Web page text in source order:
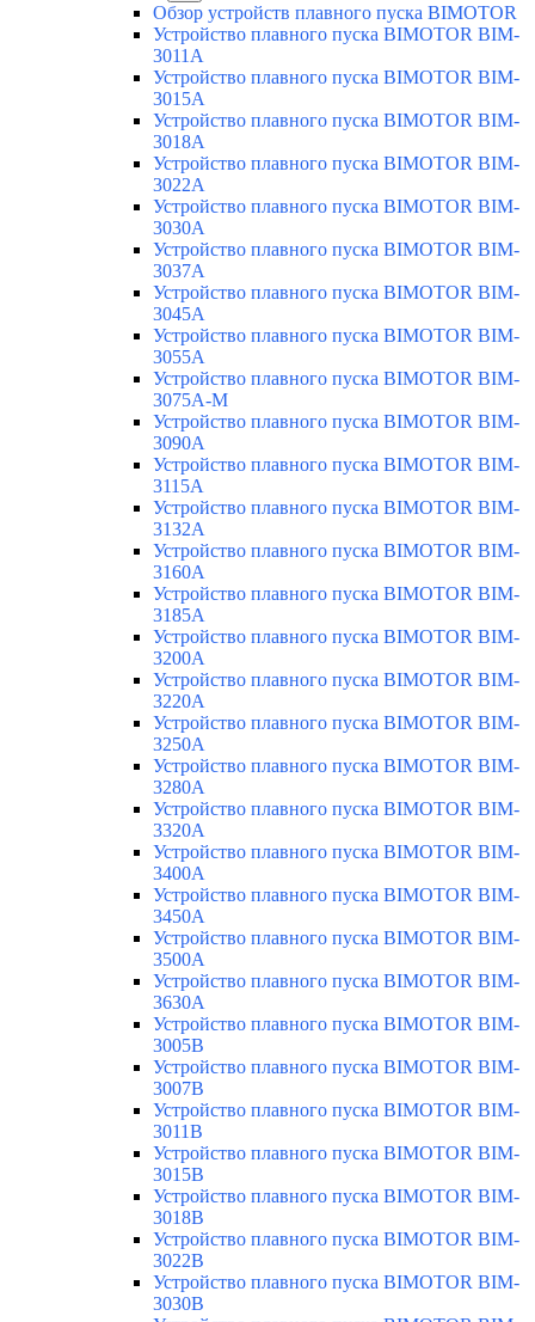
Обзор устройств плавного пуска BIMOTOR
Устройство плавного пуска BIMOTOR BIM-
3011A
Устройство плавного пуска BIMOTOR BIM-
3015A
Устройство плавного пуска BIMOTOR BIM-
3018A
Устройство плавного пуска BIMOTOR BIM-
3022A
Устройство плавного пуска BIMOTOR BIM-
3030A
Устройство плавного пуска BIMOTOR BIM-
3037A
Устройство плавного пуска BIMOTOR BIM-
3045A
Устройство плавного пуска BIMOTOR BIM-
3055A
Устройство плавного пуска BIMOTOR BIM-
3075A-M
Устройство плавного пуска BIMOTOR BIM-
3090A
Устройство плавного пуска BIMOTOR BIM-
3115A
Устройство плавного пуска BIMOTOR BIM-
3132A
Устройство плавного пуска BIMOTOR BIM-
3160A
Устройство плавного пуска BIMOTOR BIM-
3185A
Устройство плавного пуска BIMOTOR BIM-
3200A
Устройство плавного пуска BIMOTOR BIM-
3220A
Устройство плавного пуска BIMOTOR BIM-
3250A
Устройство плавного пуска BIMOTOR BIM-
3280A
Устройство плавного пуска BIMOTOR BIM-
3320A
Устройство плавного пуска BIMOTOR BIM-
3400A
Устройство плавного пуска BIMOTOR BIM-
3450A
Устройство плавного пуска BIMOTOR BIM-
3500A
Устройство плавного пуска BIMOTOR BIM-
3630A
Устройство плавного пуска BIMOTOR BIM-
3005B
Устройство плавного пуска BIMOTOR BIM-
3007B
Устройство плавного пуска BIMOTOR BIM-
3011B
Устройство плавного пуска BIMOTOR BIM-
3015B
Устройство плавного пуска BIMOTOR BIM-
3018B
Устройство плавного пуска BIMOTOR BIM-
3022B
Устройство плавного пуска BIMOTOR BIM-
3030B